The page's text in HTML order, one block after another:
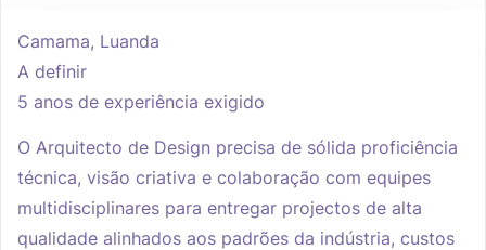
Camama, Luanda
A definir
5 anos de experiência exigido
O Arquitecto de Design precisa de sólida proficiência
técnica, visão criativa e colaboração com equipes
multidisciplinares para entregar projectos de alta
qualidade alinhados aos padrões da indústria, custos